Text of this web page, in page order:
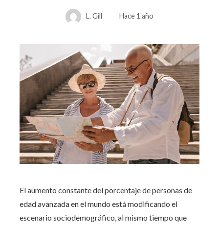
L. Gill Hace 1 año
El aumento constante del porcentaje de personas de
edad avanzada en el mundo está modificando el
escenario sociodemográfico, al mismo tiempo que